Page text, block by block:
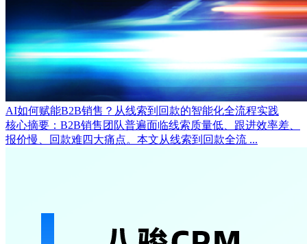
AI如何赋能B2B销售？从线索到回款的智能化全流程实践
核心摘要：B2B销售团队普遍面临线索质量低、跟进效率差、
报价慢、回款难四大痛点。本文从线索到回款全流 ...